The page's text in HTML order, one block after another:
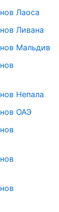
Лаоса
Ливана
Мальдив
Непала
ОАЭ